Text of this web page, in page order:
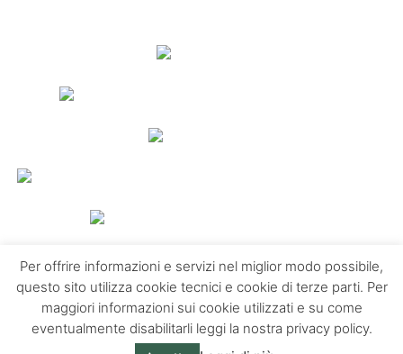
Contatti Chi siamo Privacy policy
Per offrire informazioni e servizi nel miglior modo possibile,
questo sito utilizza cookie tecnici e cookie di terze parti. Per
maggiori informazioni sui cookie utilizzati e su come
eventualmente disabilitarli leggi la nostra privacy policy.